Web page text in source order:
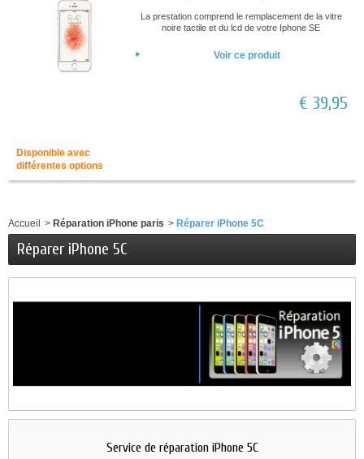
La prestation comprend le remplacement de la vitre
noire tactile et du lcd de votre Iphone SE
Voir ce produit
€ 39,95
Disponible avec
différentes options
Accueil > Réparation iPhone paris > Réparer iPhone 5C
Réparer iPhone 5C
Service de réparation iPhone 5C